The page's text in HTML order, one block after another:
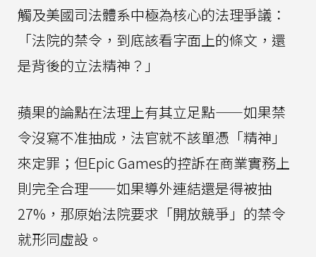
觸及美國司法體系中極為核心的法理爭議：
「法院的禁令，到底該看字面上的條文，還
是背後的立法精神？」
蘋果的論點在法理上有其立足點——如果禁
令沒寫不准抽成，法官就不該單憑「精神」
來定罪；但Epic Games的控訴在商業實務上
則完全合理——如果導外連結還是得被抽
27%，那原始法院要求「開放競爭」的禁令
就形同虛設。